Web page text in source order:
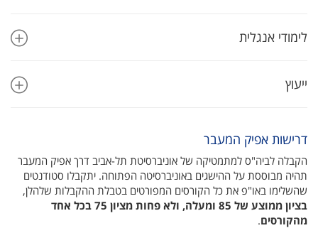
לימודי אנגלית
ייעוץ
דרישות אפיק המעבר
הקבלה לביה"ס למתמטיקה של אוניברסיטת תל-אביב דרך אפיק המעבר
תהיה מבוססת על ההישגים באוניברסיטה הפתוחה. יתקבלו סטודנטים
שהשלימו באו"פ את כל הקורסים המפורטים בטבלת ההקבלות שלהלן,
בציון ממוצע של 85 ומעלה, ולא פחות מציון 75 בכל אחד
מהקורסים.